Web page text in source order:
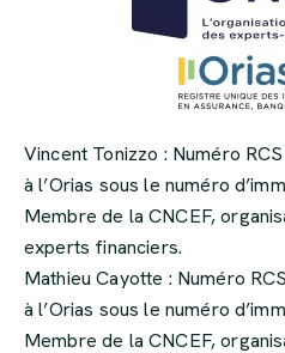
Vincent Tonizzo : Numéro
à l’Orias sous le numéro
Membre de la CNCEF,
experts financiers.
Mathieu Cayotte : Numéro
à l’Orias sous le numéro
Membre de la CNCEF,